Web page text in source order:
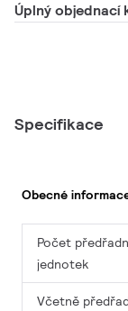
Úplný objednací
Specifikace
Obecné
Počet
jednotek
Včetně